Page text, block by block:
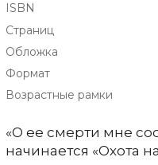
ISBN
Страниц
Обложка
Формат
Возрастные рамки
«О ее смерти мне
начинается «Охота